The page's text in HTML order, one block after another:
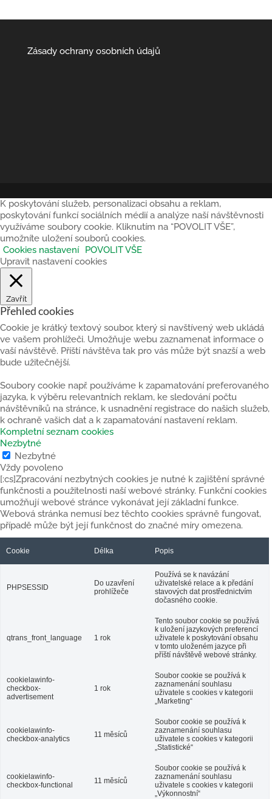
Zásady ochrany osobních údajů
K poskytování služeb, personalizaci obsahu a reklam,
poskytování funkcí sociálních médií a analýze naší návštěvnosti
využíváme soubory cookie. Kliknutím na “POVOLIT VŠE”,
umožníte uložení souborů cookies.
Cookies nastavení
POVOLIT VŠE
Upravit nastavení cookies
Zavřít
Přehled cookies
Cookie je krátký textový soubor, který si navštívený web ukládá
ve vašem prohlížeči. Umožňuje webu zaznamenat informace o
vaší návštěvě. Příští návštěva tak pro vás může být snazší a web
bude užitečnější.
Soubory cookie např. používáme k zapamatování preferovaného
jazyka, k výběru relevantních reklam, ke sledování počtu
návštěvníků na stránce, k usnadnění registrace do našich služeb,
k ochraně vašich dat a k zapamatování nastavení reklam.
Kompletní seznam cookies
Nezbytné
Nezbytné
Vždy povoleno
[:cs]Zpracování nezbytných cookies je nutné k zajištění správné
funkčnosti a použitelnosti naší webové stránky. Funkční cookies
umožňují webové stránce vykonávat její základní funkce.
Webová stránka nemusí bez těchto cookies správně fungovat,
případě může být její funkčnost do značné míry omezena.
Cookie Délka Popis
PHPSESSID
Do uzavření
prohlížeče
Používá se k navázání
uživatelské relace a k předání
stavových dat prostřednictvím
dočasného cookie.
qtrans_front_language 1 rok
Tento soubor cookie se používá
k uložení jazykových preferencí
uživatele k poskytování obsahu
v tomto uloženém jazyce při
příští návštěvě webové stránky.
cookielawinfo-
checkbox-
advertisement
1 rok
Soubor cookie se používá k
zaznamenání souhlasu
uživatele s cookies v kategorii
„Marketing“
cookielawinfo-
checkbox-analytics
11 měsíců
Soubor cookie se používá k
zaznamenání souhlasu
uživatele s cookies v kategorii
„Statistické“
cookielawinfo-
checkbox-functional
11 měsíců
Soubor cookie se používá k
zaznamenání souhlasu
uživatele s cookies v kategorii
„Výkonnostní“